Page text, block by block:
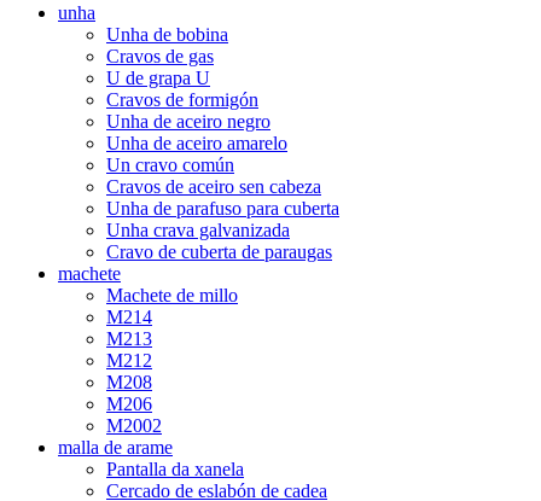
unha
Unha de bobina
Cravos de gas
U de grapa U
Cravos de formigón
Unha de aceiro negro
Unha de aceiro amarelo
Un cravo común
Cravos de aceiro sen cabeza
Unha de parafuso para cuberta
Unha crava galvanizada
Cravo de cuberta de paraugas
machete
Machete de millo
M214
M213
M212
M208
M206
M2002
malla de arame
Pantalla da xanela
Cercado de eslabón de cadea